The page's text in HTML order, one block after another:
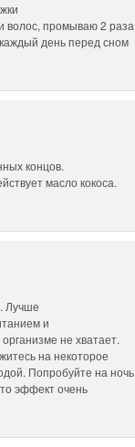
волос, промываю 2 раза
день перед сном
концов.
масло кокоса.
Лучше
и
не хватает.
на некоторое
Попробуйте на ночь
эффект очень